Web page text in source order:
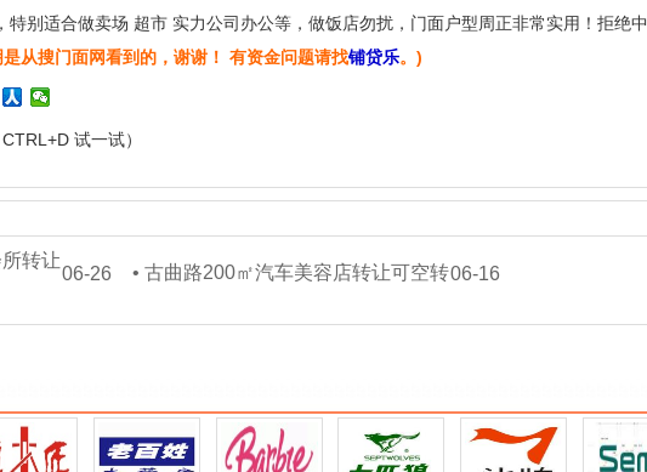
特别适合做卖场 超市 实力公司办公等，做饭店勿扰，门面户型周正非常实用！拒绝中
从搜门面网看到的，谢谢！ 有资金问题请找铺贷乐。)
试一试）
转让
06-26 • 古曲路200㎡汽车美容店转让可空转06-16